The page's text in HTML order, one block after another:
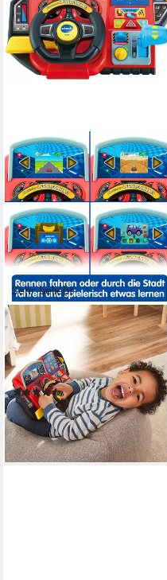
Sehr beliebt
VTECH®
Lernspielzeug Abenteuer
Lernlenkrad, mit LCD-
Farbbildschirm
(39)
42,45 € UVP49,99 €
-15%
lieferbar - in 1-2 Werktagen bei dir